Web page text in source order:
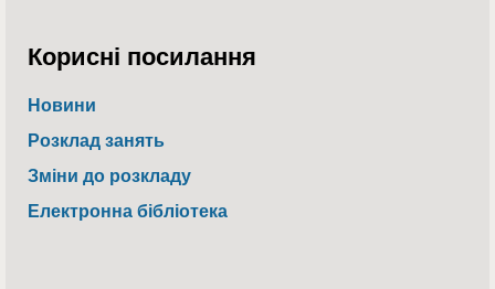
Корисні посилання
Новини
Розклад занять
Зміни до розкладу
Електронна бібліотека